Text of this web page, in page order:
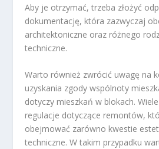
Aby je otrzymać, trzeba złożyć
dokumentację, która zazwyczaj
architektoniczne oraz różnego
techniczne.
Warto również zwrócić uwagę na
uzyskania zgody wspólnoty
dotyczy mieszkań w blokach.
regulacje dotyczące remontów,
obejmować zarówno kwestie
techniczne. W takim przypadku